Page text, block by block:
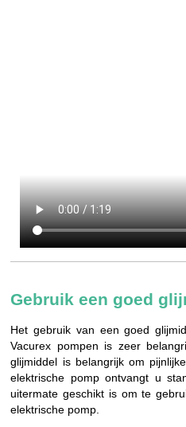
Gebruik een goed
Het gebruik van een goed
Vacurex pompen is zeer
glijmiddel is belangrijk om
elektrische pomp ontvangt u
uitermate geschikt is om te
elektrische pomp.